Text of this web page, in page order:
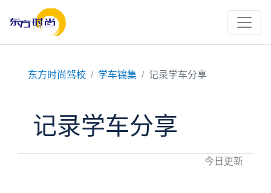
东方时尚驾校 学车锦集 记录学车分享
记录学车分享
今日更新